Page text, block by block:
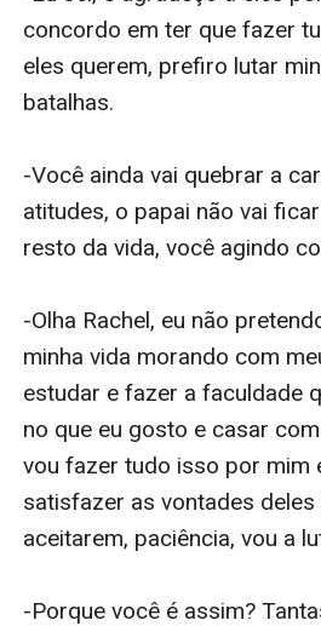
concordo em ter que fazer
eles querem, prefiro lutar
batalhas.
-Você ainda vai quebrar a
atitudes, o papai não vai
resto da vida, você agindo
-Olha Rachel, eu não
minha vida morando com
estudar e fazer a faculdade
no que eu gosto e casar
vou fazer tudo isso por mim
satisfazer as vontades deles
aceitarem, paciência, vou a
-Porque você é assim?